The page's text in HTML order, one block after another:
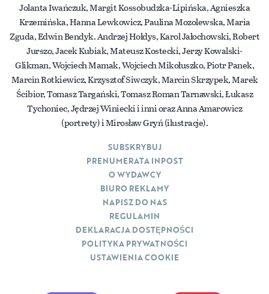
Jolanta Iwańczuk, Margit Kossobudzka-Lipińska, Agnieszka
Krzemińska, Hanna Lewkowicz, Paulina Mozolewska, Maria
Zguda, Edwin Bendyk. Andrzej Hołdys, Karol Jałochowski, Robert
Jurszo, Jacek Kubiak, Mateusz Kostecki, Jerzy Kowalski-
Glikman, Wojciech Mamak, Wojciech Mikołuszko, Piotr Panek,
Marcin Rotkiewicz, Krzysztof Siwczyk, Marcin Skrzypek, Marek
Ścibior, Tomasz Targański, Tomasz Roman Tarnawski, Łukasz
Tychoniec, Jędrzej Winiecki i inni oraz Anna Amarowicz
(portrety) i Mirosław Gryń (ilustracje).
SUBSKRYBUJ
PRENUMERATA INPOST
O WYDAWCY
BIURO REKLAMY
NAPISZ DO NAS
REGULAMIN
DEKLARACJA DOSTĘPNOŚCI
POLITYKA PRYWATNOŚCI
USTAWIENIA COOKIE